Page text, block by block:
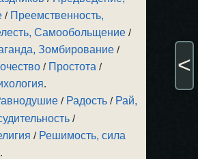
/ Преемственность,
Самообольщение /
Зомбирование /
/ Простота /
.
/ Радость / Рай,
/
/ Решимость, сила
.
<